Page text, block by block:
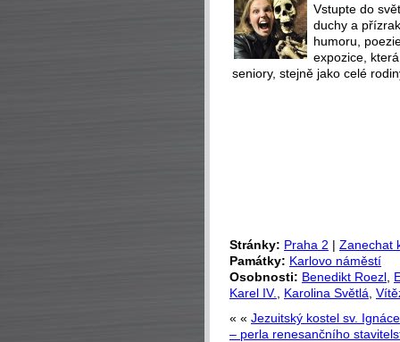
Vstupte do
duchy a
humoru,
expozice,
seniory, stejně jako celé
Stránky: Praha 2 | Zanechat
Památky: Karlovo náměstí
Osobnosti: Benedikt Roezl
Karel IV.
Karolina Světlá
« « Jezuitský kostel sv.
– perla renesančního